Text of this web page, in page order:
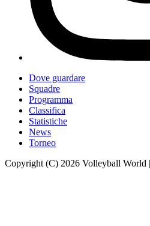
Dove guardare
Squadre
Programma
Classifica
Statistiche
News
Torneo
Copyright (C) 2026 Volleyball World